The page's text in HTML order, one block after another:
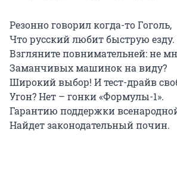
Резонно говорил когда-то Гоголь,
Что русский любит быструю езду.
Взгляните повнимательней: не
Заманчивых машинок на виду?
Широкий выбор! И тест-драйв
Угон? Нет – гонки «Формулы-1».
Гарантию поддержки
Найдет законодательный почин.